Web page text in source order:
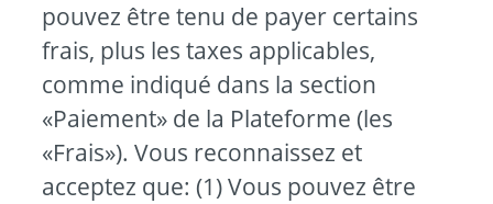
pouvez être tenu de payer certains
frais, plus les taxes applicables,
comme indiqué dans la section
«Paiement» de la Plateforme (les
«Frais»). Vous reconnaissez et
acceptez que: (1) Vous pouvez être